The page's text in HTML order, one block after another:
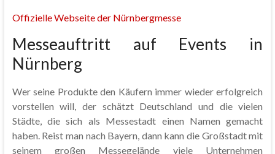
Offizielle Webseite der Nürnbergmesse
Messeauftritt auf Events in
Nürnberg
Wer seine Produkte den Käufern immer wieder erfolgreich
vorstellen will, der schätzt Deutschland und die vielen
Städte, die sich als Messestadt einen Namen gemacht
haben. Reist man nach Bayern, dann kann die Großstadt mit
seinem großen Messegelände viele Unternehmen